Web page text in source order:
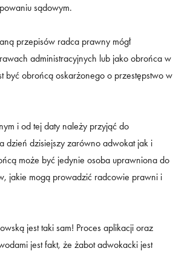
sądowym.
przepisów radca prawny mógł
administracyjnych lub jako obrońca w
być obrońcą oskarżonego o przestępstwo w
i od tej daty należy przyjąć do
dzień dzisiejszy zarówno adwokat jak i
może być jedynie osoba uprawniona do
jakie mogą prowadzić radcowie prawni i
jest taki sam! Proces aplikacji oraz
jest fakt, że żabot adwokacki jest